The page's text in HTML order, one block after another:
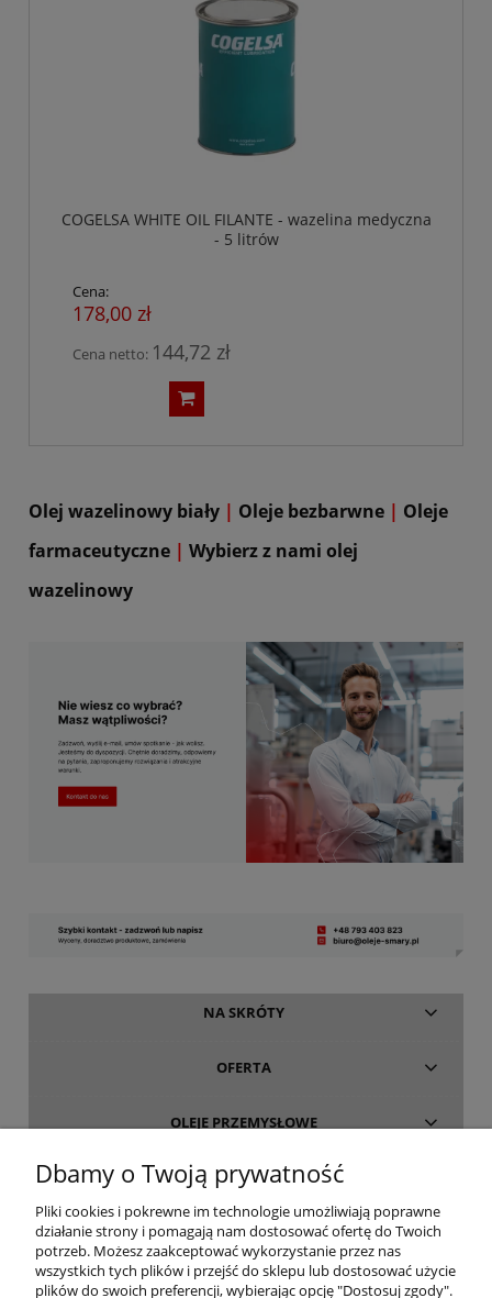
COGELSA WHITE OIL FILANTE - wazelina medyczna
- 5 litrów
Cena:
178,00 zł
Cena netto: 144,72 zł
Olej wazelinowy biały | Oleje bezbarwne | Oleje
farmaceutyczne | Wybierz z nami olej
wazelinowy
NA SKRÓTY
OFERTA
OLEJE PRZEMYSŁOWE
INFORMACJE
O FIRMIE
Dbamy o Twoją prywatność
Pliki cookies i pokrewne im technologie umożliwiają poprawne
działanie strony i pomagają nam dostosować ofertę do Twoich
potrzeb. Możesz zaakceptować wykorzystanie przez nas
wszystkich tych plików i przejść do sklepu lub dostosować użycie
plików do swoich preferencji, wybierając opcję "Dostosuj zgody".